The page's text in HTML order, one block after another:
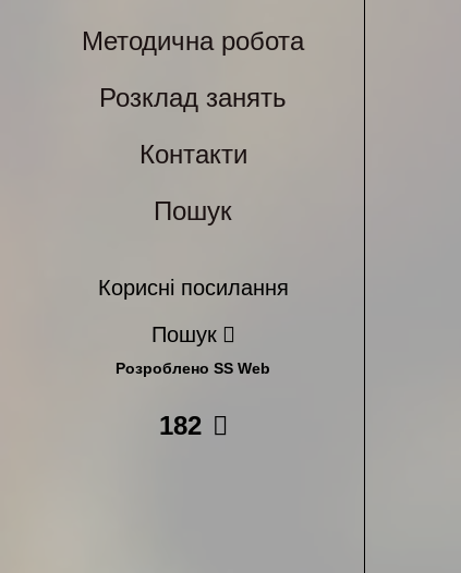
Методична робота
Розклад занять
Контакти
Пошук
Корисні посилання
Пошук
Розроблено SS Web
182